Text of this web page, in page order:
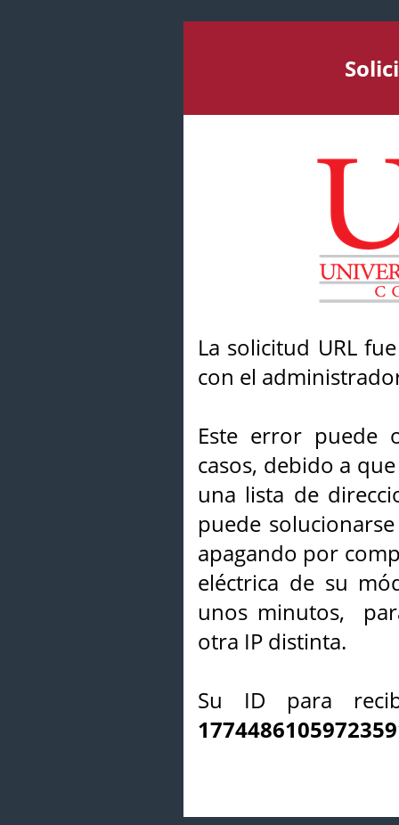
La solicitud URL
con el
Este error puede
casos, debido a
una lista de
puede
apagando por
eléctrica de su
unos minutos,
otra IP distinta.
Su ID para